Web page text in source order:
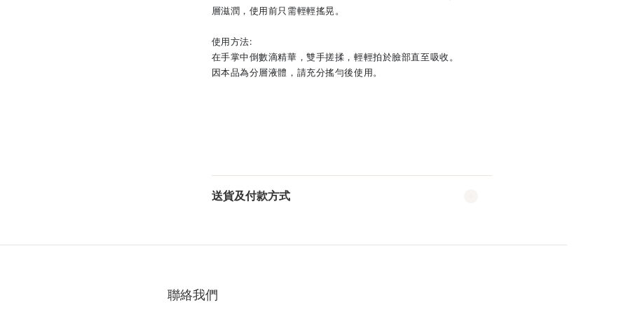
層滋潤，使用前只需輕輕搖晃。
使用方法:
在手掌中倒數滴精華，雙手搓揉，輕輕拍於臉部直至吸收。
因本品為分層液體，請充分搖勻後使用。
送貨及付款方式
聯絡我們